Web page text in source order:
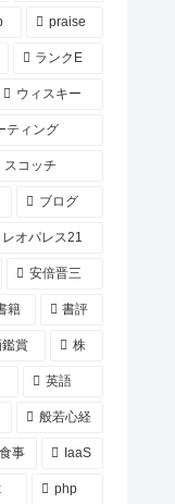
praise
ランクE
ウィスキー
ティング
スコッチ
ブログ
レオパレス21
安倍晋三
籍 書評
賞 株
英語
般若心経
食事 IaaS
php